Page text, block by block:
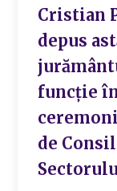
Cristian
depus
funcție
de